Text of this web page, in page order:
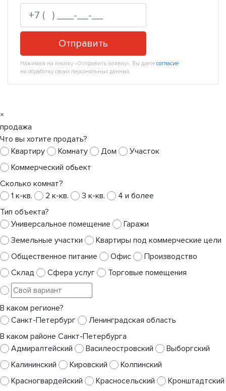
Отправить
Нажимая на кнопку «Отправить заявку», Вы даете согласие
на обработку своих персональных данных.
×
продажа
Что вы хотите продать?
Квартиру
Комнату Дом
Участок
Коммерческий обьект
Сколько комнат?
1 к-кв.
2 к-кв. 3 к-кв.
4 и более
Тип объекта?
Универсальное помещение
Гаражи
Земельные участки
Квартиры под коммерческие цели
Общественное питание
Офис
Производство
Склад
Сфера услуг Торговые помещения
В каком регионе?
Санкт-Петербург
Ленинградская область
В каком районе Санкт-Петербурга
Адмиралтейский
Василеостровский
Выборгский
Калининский
Кировский
Колпинский
Красногвардейский
Красносельский
Кронштадтский